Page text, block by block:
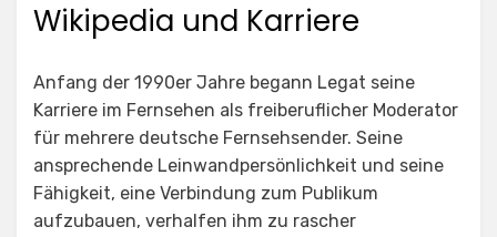
Wikipedia und Karriere
Anfang der 1990er Jahre begann Legat seine
Karriere im Fernsehen als freiberuflicher Moderator
für mehrere deutsche Fernsehsender. Seine
ansprechende Leinwandpersönlichkeit und seine
Fähigkeit, eine Verbindung zum Publikum
aufzubauen, verhalfen ihm zu rascher